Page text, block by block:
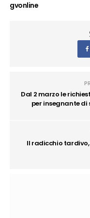
gvonline
Dal 2 marzo le
per insegnante
Il radicchio